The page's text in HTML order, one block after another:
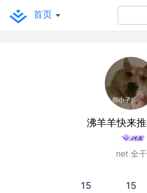
首页
沸羊羊快来
net 全干
15 15